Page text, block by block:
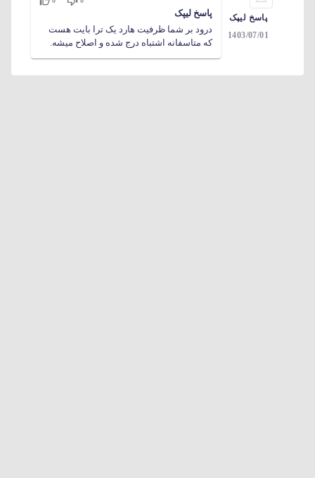
پاسخ لیپک
1403/07/01
پاسخ لیپک
درود بر شما ظرفیت هارد یک ترا بایت هست
که متاسفانه اشتباه درج شده و اصلاح میشه.